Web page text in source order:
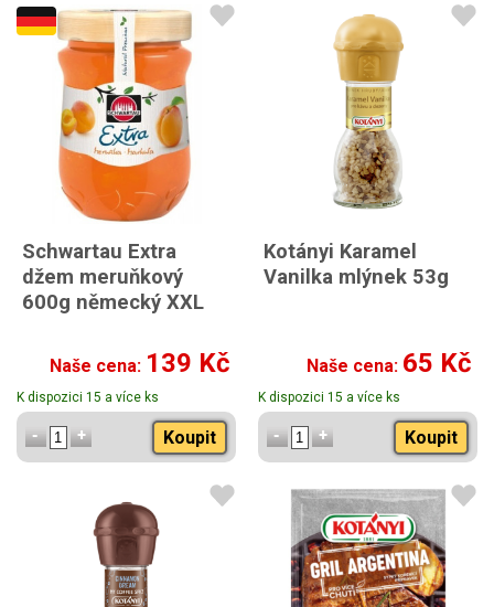
Schwartau Extra
džem meruňkový
600g německý XXL
Naše cena: 139 Kč
K dispozici 15 a více ks
Koupit
Kotányi Karamel
Vanilka mlýnek 53g
Naše cena: 65 Kč
K dispozici 15 a více ks
Koupit